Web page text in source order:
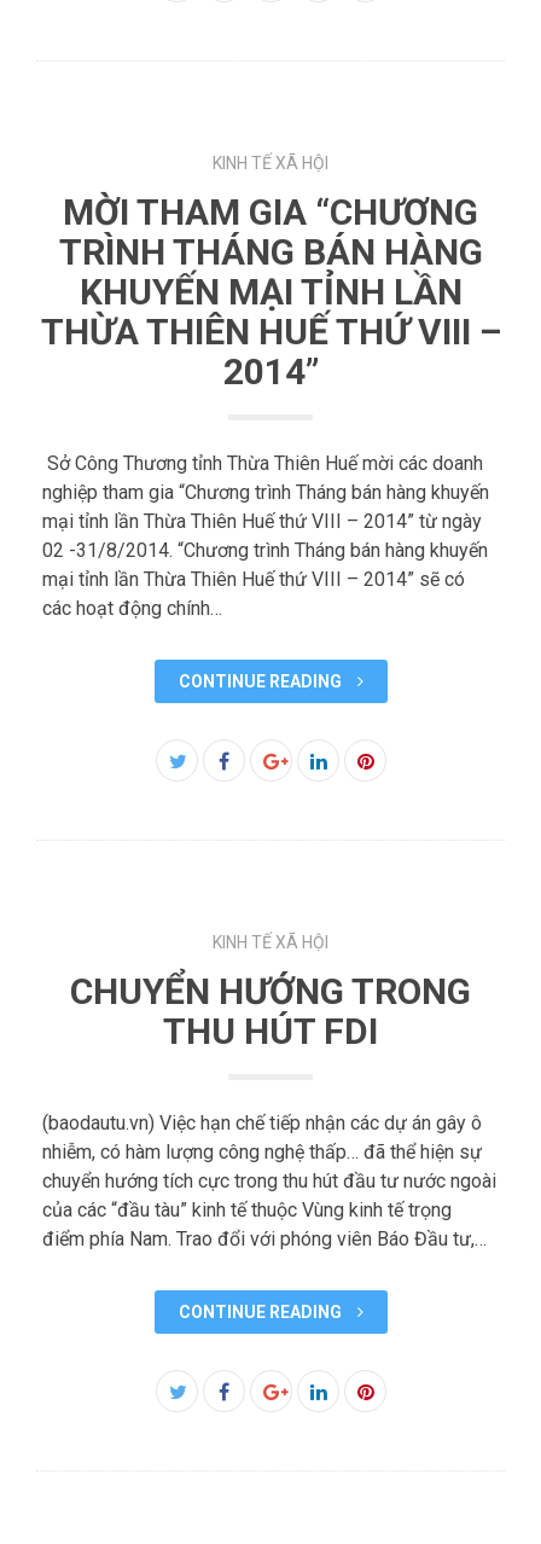
KINH TẾ XÃ HỘI
MỜI THAM GIA “CHƯƠNG
TRÌNH THÁNG BÁN HÀNG
KHUYẾN MẠI TỈNH LẦN
THỪA THIÊN HUẾ THỨ VIII –
2014”
Sở Công Thương tỉnh Thừa Thiên Huế mời các doanh
nghiệp tham gia “Chương trình Tháng bán hàng khuyến
mại tỉnh lần Thừa Thiên Huế thứ VIII – 2014” từ ngày
02 -31/8/2014. “Chương trình Tháng bán hàng khuyến
mại tỉnh lần Thừa Thiên Huế thứ VIII – 2014” sẽ có
các hoạt động chính…
CONTINUE READING
Facebook
KINH TẾ XÃ HỘI
CHUYỂN HƯỚNG TRONG
THU HÚT FDI
(baodautu.vn) Việc hạn chế tiếp nhận các dự án gây ô
nhiễm, có hàm lượng công nghệ thấp… đã thể hiện sự
chuyển hướng tích cực trong thu hút đầu tư nước ngoài
của các “đầu tàu” kinh tế thuộc Vùng kinh tế trọng
điểm phía Nam. Trao đổi với phóng viên Báo Đầu tư,…
CONTINUE READING
Facebook